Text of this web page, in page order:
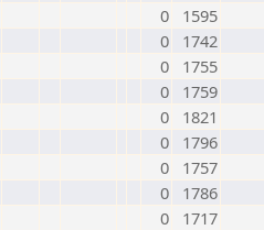
0
1595
0
1742
0
1755
0
1759
0
1821
0
1796
0
1757
0
1786
0
1717